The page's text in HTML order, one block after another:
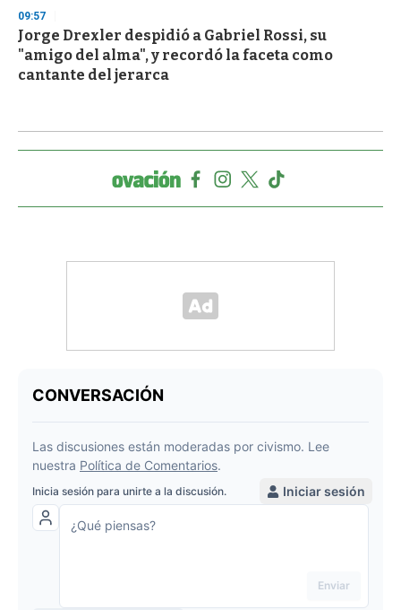
09:57
Jorge Drexler despidió a Gabriel Rossi, su
"amigo del alma", y recordó la faceta como
cantante del jerarca